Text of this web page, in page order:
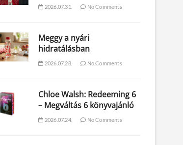
2026.07.31. No Comments
Meggy a nyári
hidratálásban
2026.07.28. No Comments
Chloe Walsh: Redeeming 6
– Megváltás 6 könyvajánló
2026.07.24. No Comments